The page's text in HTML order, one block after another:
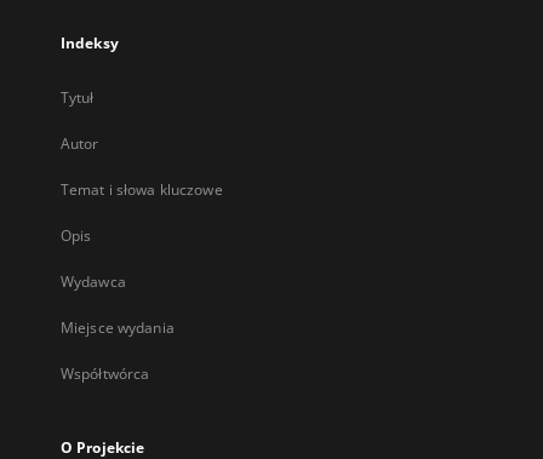
Indeksy
Tytuł
Autor
Temat i słowa kluczowe
Opis
Wydawca
Miejsce wydania
Współtwórca
O Projekcie